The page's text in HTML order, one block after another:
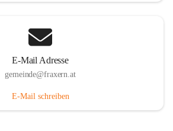
E-Mail Adresse
gemeinde@fraxern.at
E-Mail schreiben